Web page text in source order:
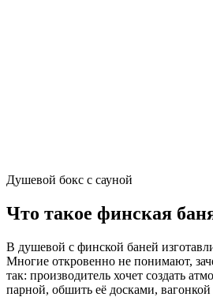
Душевой бокс с сауной
Что такое финская
В душевой с финской баней
Многие откровенно не понимают,
так: производитель хочет создать
парной, обшить её досками, вагонкой